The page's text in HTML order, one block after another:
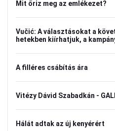
Mit őriz meg az emlékezet?
Vučić: A választásokat a
hetekben kiírhatjuk, a
A filléres csábítás ára
Vitézy Dávid Szabadkán -
Hálát adtak az új kenyérért